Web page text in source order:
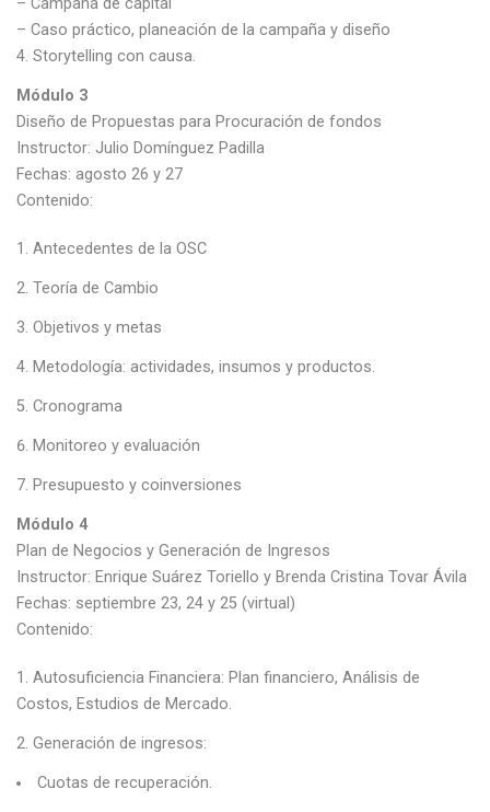
– Campaña de capital
– Caso práctico, planeación de la campaña y diseño
4. Storytelling con causa.
Módulo 3
Diseño de Propuestas para Procuración de fondos
Instructor: Julio Domínguez Padilla
Fechas: agosto 26 y 27
Contenido:
Antecedentes de la OSC
Teoría de Cambio
Objetivos y metas
Metodología: actividades, insumos y productos.
Cronograma
Monitoreo y evaluación
Presupuesto y coinversiones
Módulo 4
Plan de Negocios y Generación de Ingresos
Instructor: Enrique Suárez Toriello y Brenda Cristina Tovar Ávila
Fechas: septiembre 23, 24 y 25 (virtual)
Contenido:
Autosuficiencia Financiera: Plan financiero, Análisis de
Costos, Estudios de Mercado.
Generación de ingresos:
Cuotas de recuperación.